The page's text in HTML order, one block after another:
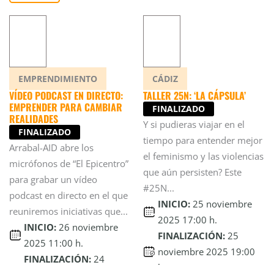
EMPRENDIMIENTO
VÍDEO PODCAST EN DIRECTO:
EMPRENDER PARA CAMBIAR
REALIDADES
FINALIZADO
Arrabal-AID abre los
micrófonos de “El Epicentro”
para grabar un vídeo
podcast en directo en el que
reuniremos iniciativas que...
INICIO: 26 noviembre
2025 11:00 h.
FINALIZACIÓN: 24
CÁDIZ
TALLER 25N: ‘LA CÁPSULA’
FINALIZADO
Y si pudieras viajar en el
tiempo para entender mejor
el feminismo y las violencias
que aún persisten? Este
#25N...
INICIO: 25 noviembre
2025 17:00 h.
FINALIZACIÓN: 25
noviembre 2025 19:00